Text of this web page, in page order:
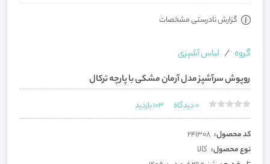
گزارش نادرستی مشخصات
گروه
لباس آشپزی
روپوش سرآشپز مدل آرمان مشکی با پارچه ترکال
0دیدگاه 103بازدید
کد محصول: 241308
نوع محصول: کالا